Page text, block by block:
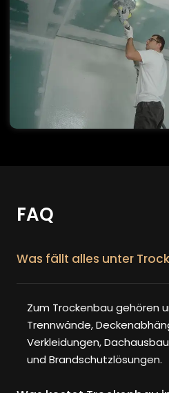
FAQ
Was fällt alles unter
Zum Trockenbau gehören
Trennwände,
Verkleidungen,
und Brandschutzlösungen.